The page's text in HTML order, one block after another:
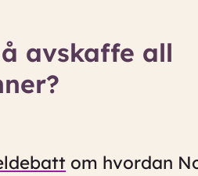
avskaffe all
om hvordan